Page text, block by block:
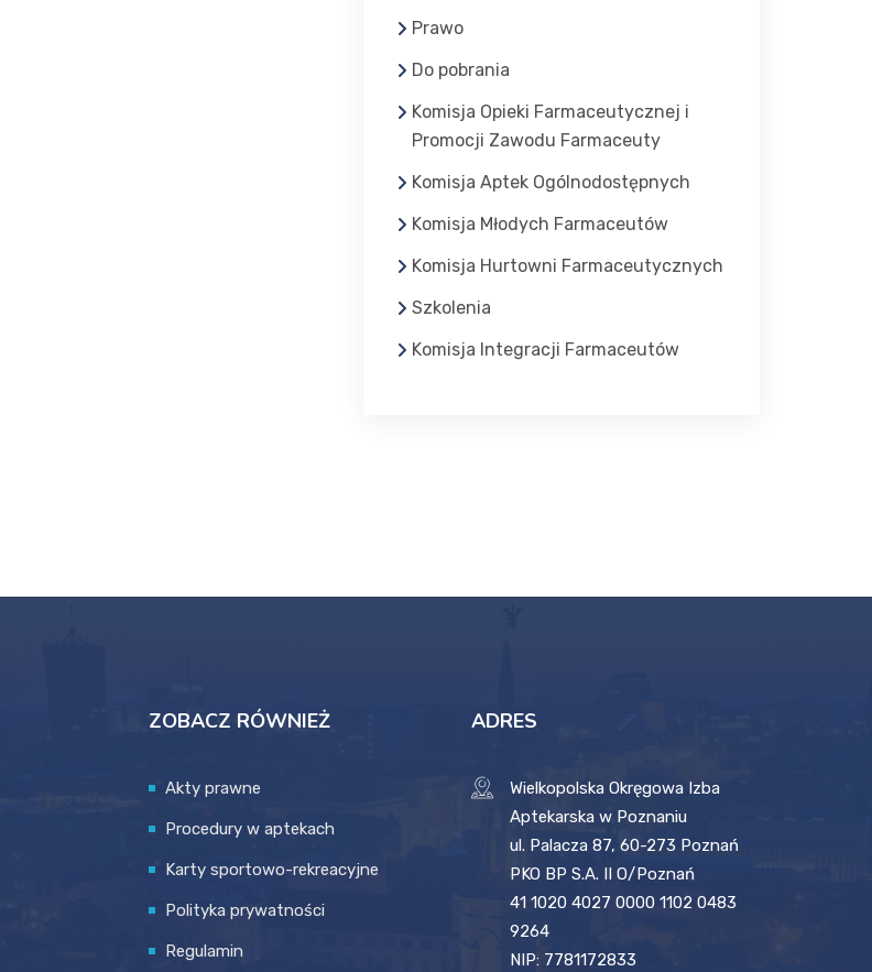
Prawo
Do pobrania
Komisja Opieki Farmaceutycznej i
Promocji Zawodu Farmaceuty
Komisja Aptek Ogólnodostępnych
Komisja Młodych Farmaceutów
Komisja Hurtowni Farmaceutycznych
Szkolenia
Komisja Integracji Farmaceutów
ZOBACZ RÓWNIEŻ
Akty prawne
Procedury w aptekach
Karty sportowo-rekreacyjne
Polityka prywatności
Regulamin
ADRES
Wielkopolska Okręgowa Izba
Aptekarska w Poznaniu
ul. Palacza 87, 60-273 Poznań
PKO BP S.A. II O/Poznań
41 1020 4027 0000 1102 0483
9264
NIP: 7781172833